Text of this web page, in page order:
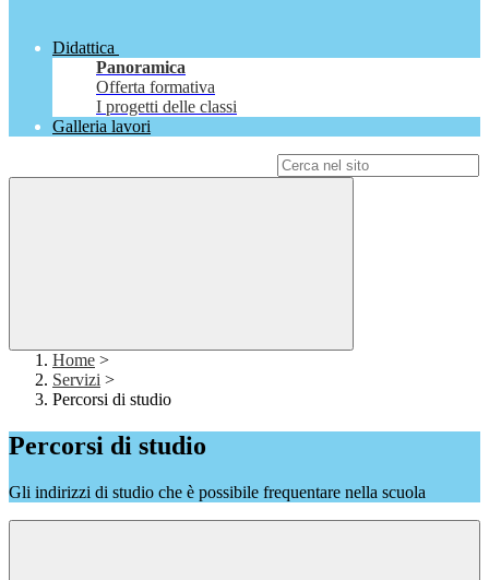
Didattica
Panoramica
Offerta formativa
I progetti delle classi
Galleria lavori
Home >
Servizi >
Percorsi di studio
Percorsi di studio
Gli indirizzi di studio che è possibile frequentare nella scuola